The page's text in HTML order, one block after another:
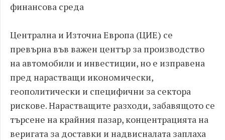
финансова среда
Централна и Източна Европа (ЦИЕ) се
превърна във важен център за производство
на автомобили и инвестиции, но е изправена
пред нарастващи икономически,
геополитически и специфични за сектора
рискове. Нарастващите разходи, забавящото се
търсене на крайния пазар, концентрацията на
веригата за доставки и надвисналата заплаха